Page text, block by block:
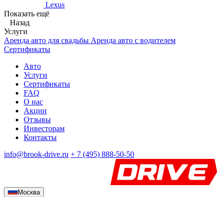
Lexus
Показать ещё
Назад
Услуги
Аренда авто для свадьбы Аренда авто с водителем
Сертификаты
Авто
Услуги
Сертификаты
FAQ
О нас
Акции
Отзывы
Инвесторам
Контакты
info@brook-drive.ru + 7 (495) 888-50-50
Москва